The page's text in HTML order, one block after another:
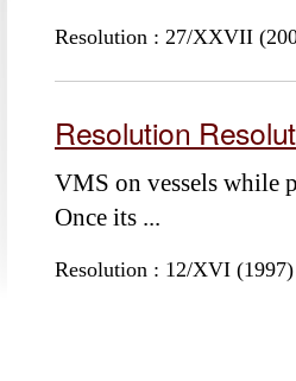
Resolution : 27/XXVII
Resolution
VMS on vessels while
Once its ...
Resolution : 12/XVI (1997)